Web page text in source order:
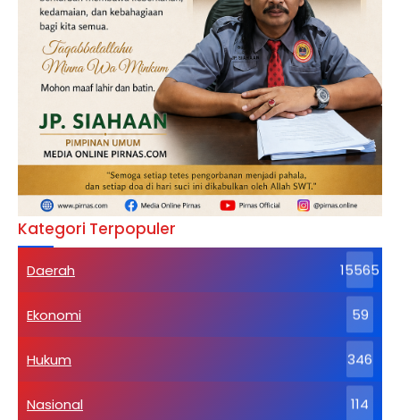
Kategori Terpopuler
Daerah 15565
Ekonomi 59
Hukum 346
Nasional 114